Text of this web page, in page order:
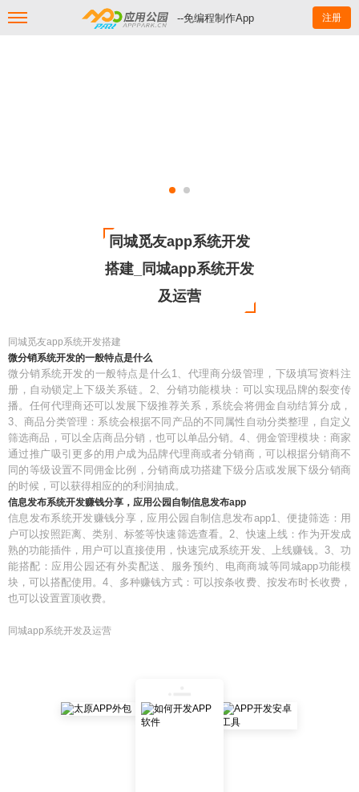
--免编程制作App 注册
同城觅友app系统开发
搭建_同城app系统开发
及运营
同城觅友app系统开发搭建
微分销系统开发的一般特点是什么
微分销系统开发的一般特点是什么1、代理商分级管理，下级填写资料注
册，自动锁定上下级关系链。2、分销功能模块：可以实现品牌的裂变传
播。任何代理商还可以发展下级推荐关系，系统会将佣金自动结算分成，
3、商品分类管理：系统会根据不同产品的不同属性自动分类整理，自定义
筛选商品，可以全店商品分销，也可以单品分销。4、佣金管理模块：商家
通过推广吸引更多的用户成为品牌代理商或者分销商，可以根据分销商不
同的等级设置不同佣金比例，分销商成功搭建下级分店或发展下级分销商
的时候，可以获得相应的的利润抽成。
信息发布系统开发赚钱分享，应用公园自制信息发布app
信息发布系统开发赚钱分享，应用公园自制信息发布app1、便捷筛选：用
户可以按照距离、类别、标签等快速筛选查看。2、快速上线：作为开发成
熟的功能插件，用户可以直接使用，快速完成系统开发、上线赚钱。3、功
能搭配：应用公园还有外卖配送、服务预约、电商商城等同城app功能模
块，可以搭配使用。4、多种赚钱方式：可以按条收费、按发布时长收费，
也可以设置置顶收费。
同城app系统开发及运营